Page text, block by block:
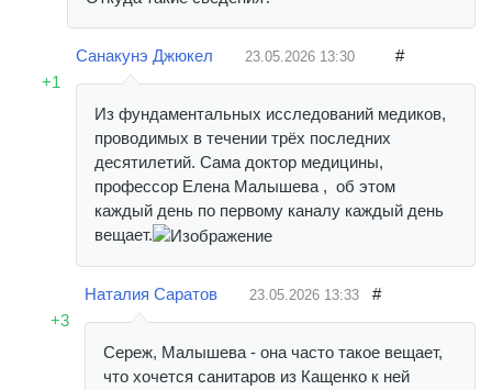
+1
Санакунэ Джюкел 23.05.2026 13:30 #
Из фундаментальных исследований медиков,
проводимых в течении трёх последних
десятилетий. Сама доктор медицины,
профессор Елена Малышева , об этом
каждый день по первому каналу каждый день
вещает.
+3
Наталия Саратов 23.05.2026 13:33 #
Сереж, Малышева - она часто такое вещает,
что хочется санитаров из Кащенко к ней